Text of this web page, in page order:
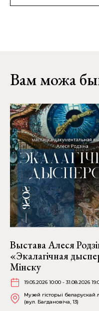
Вам можа
Выстава Алеся
«Экалагічная
Мінску
19.05.2026 10:00 - 31.08.2026
Музей гісторыі беларускай
(вул. Багдановіча, 13)